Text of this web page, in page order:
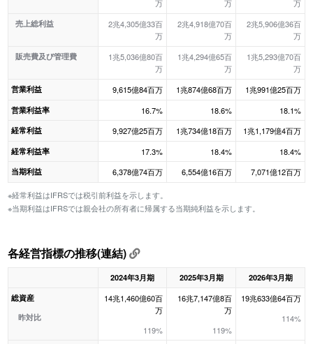
万 万 万
売上総利益
2兆4,305億33百
万
2兆4,918億70百
万
2兆5,906億36百
万
販売費及び管理費
1兆5,036億80百
万
1兆4,294億65百
万
1兆5,293億70百
万
営業利益 9,615億84百万 1兆874億68百万 1兆991億25百万
営業利益率 16.7% 18.6% 18.1%
経常利益 9,927億25百万 1兆734億18百万 1兆1,179億4百万
経常利益率 17.3% 18.4% 18.4%
当期利益 6,378億74百万 6,554億16百万 7,071億12百万
※経常利益はIFRSでは税引前利益を示します。
※当期利益はIFRSでは親会社の所有者に帰属する当期純利益を示します。
各経営指標の推移(連結)
2024年3月期 2025年3月期
2026年3月期
総資産
昨対比
14兆1,460億60百
万
119%
16兆7,147億8百
万
119%
19兆633億64百万
114%